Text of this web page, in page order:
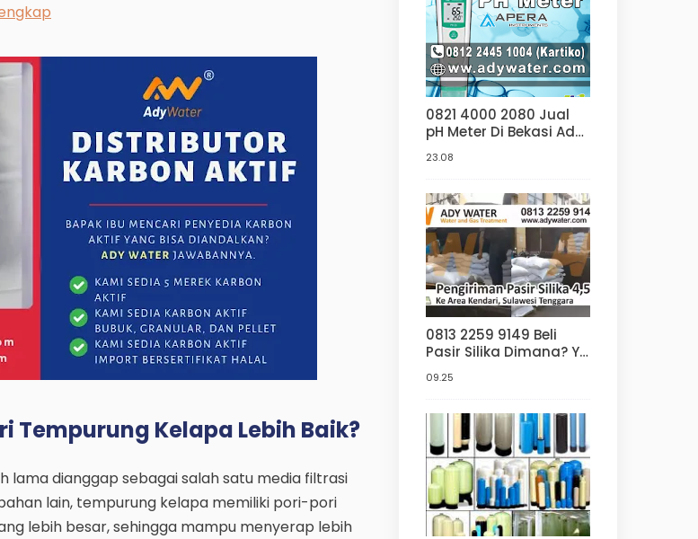
Tempurung Kelapa Lebih Baik?
dianggap sebagai salah satu media filtrasi
lain, tempurung kelapa memiliki pori-pori
lebih besar, sehingga mampu menyerap lebih
0821 4000 2080 Jual
pH Meter Di Bekasi Ady
23.08
0813 2259 9149 Beli
Pasir Silika Dimana? Ya
| Surabaya | di
09.25